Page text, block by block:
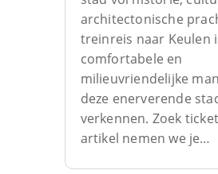
architectonische
treinreis naar Keulen
comfortabele en
milieuvriendelijke
deze enerverende
verkennen. Zoek
artikel nemen we je…